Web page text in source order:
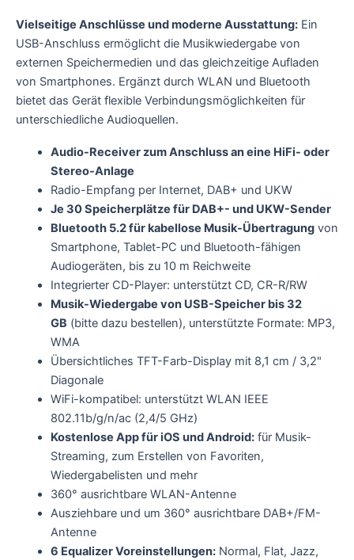
Vielseitige Anschlüsse und moderne Ausstattung: Ein
USB-Anschluss ermöglicht die Musikwiedergabe von
externen Speichermedien und das gleichzeitige Aufladen
von Smartphones. Ergänzt durch WLAN und Bluetooth
bietet das Gerät flexible Verbindungsmöglichkeiten für
unterschiedliche Audioquellen.
Audio-Receiver zum Anschluss an eine HiFi- oder
Stereo-Anlage
Radio-Empfang per Internet, DAB+ und UKW
Je 30 Speicherplätze für DAB+- und UKW-Sender
Bluetooth 5.2 für kabellose Musik-Übertragungvon
Smartphone, Tablet-PC und Bluetooth-fähigen
Audiogeräten, bis zu 10 m Reichweite
Integrierter CD-Player: unterstützt CD, CR-R/RW
Musik-Wiedergabe von USB-Speicher bis 32
GB (bitte dazu bestellen), unterstützte Formate: MP3,
WMA
Übersichtliches TFT-Farb-Display mit 8,1 cm / 3,2"
Diagonale
WiFi-kompatibel: unterstützt WLAN IEEE
802.11b/g/n/ac (2,4/5 GHz)
Kostenlose App für iOS und Android:für Musik-
Streaming, zum Erstellen von Favoriten,
Wiedergabelisten und mehr
360° ausrichtbare WLAN-Antenne
Ausziehbare und um 360° ausrichtbare DAB+/FM-
Antenne
6 Equalizer Voreinstellungen:Normal, Flat, Jazz,